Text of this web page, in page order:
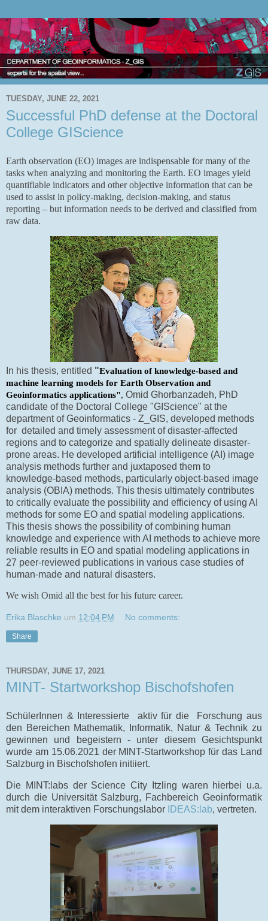
TUESDAY, JUNE 22, 2021
Successful PhD defense at the Doctoral
College GIScience
Earth observation (EO) images are indispensable for many of the
tasks when analyzing and monitoring the Earth. EO images yield
quantifiable indicators and other objective information that can be
used to assist in policy-making, decision-making, and status
reporting – but information needs to be derived and classified from
raw data.
In his thesis, entitled "Evaluation of knowledge-based and
machine learning models for Earth Observation and
Geoinformatics applications", Omid Ghorbanzadeh, PhD
candidate of the Doctoral College "GIScience" at the
department of Geoinformatics - Z_GIS, developed methods
for detailed and timely assessment of disaster-affected
regions and to categorize and spatially delineate disaster-
prone areas. He developed artificial intelligence (AI) image
analysis methods further and juxtaposed them to
knowledge-based methods, particularly object-based image
analysis (OBIA) methods. This thesis ultimately contributes
to critically evaluate the possibility and efficiency of using AI
methods for some EO and spatial modeling applications.
This thesis shows the possibility of combining human
knowledge and experience with AI methods to achieve more
reliable results in EO and spatial modeling applications in
27 peer-reviewed publications in various case studies of
human-made and natural disasters.
We wish Omid all the best for his future career.
Erika Blaschke um 12:04 PM No comments:
Share
THURSDAY, JUNE 17, 2021
MINT- Startworkshop Bischofshofen
SchülerInnen & Interessierte aktiv für die Forschung aus
den Bereichen Mathematik, Informatik, Natur & Technik zu
gewinnen und begeistern - unter diesem Gesichtspunkt
wurde am 15.06.2021 der MINT-Startworkshop für das Land
Salzburg in Bischofshofen initiiert.
Die MINT:labs der Science City Itzling waren hierbei u.a.
durch die Universität Salzburg, Fachbereich Geoinformatik
mit dem interaktiven Forschungslabor
IDEAS:lab, vertreten.